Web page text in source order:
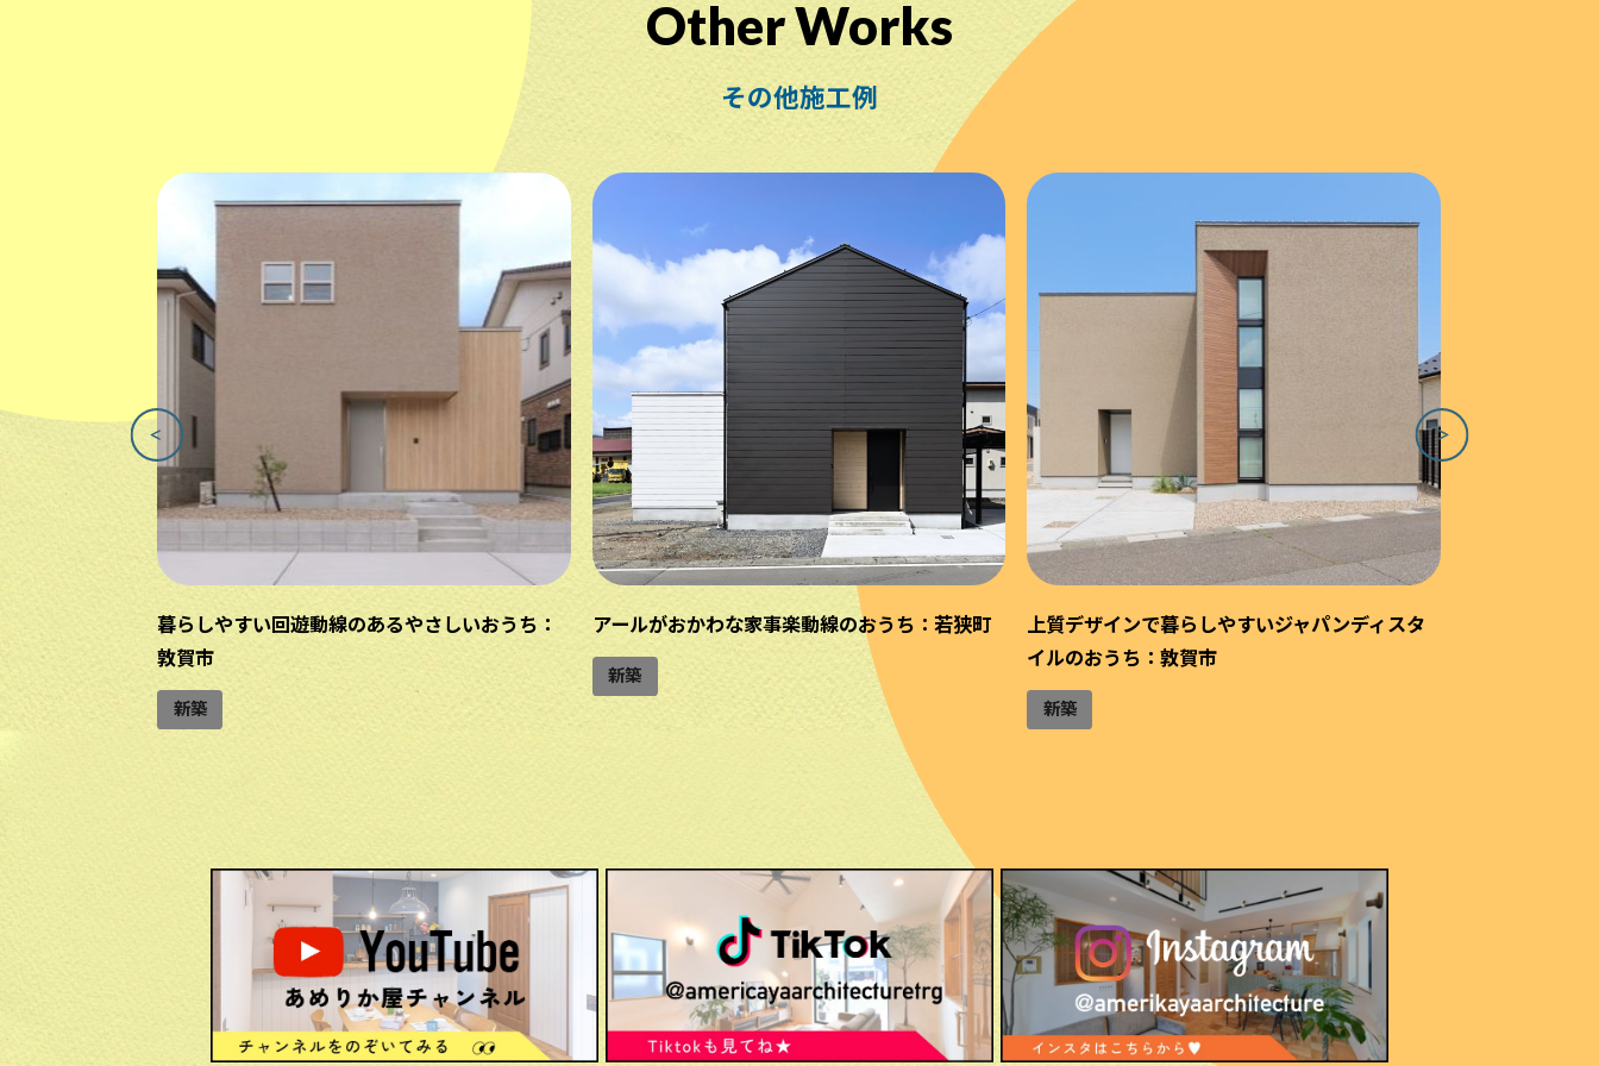
Other Works
その他施工例
暮らしやすい回遊動線のあるやさしいおうち：
敦賀市
新築
アールがおかわな家事楽動線のおうち：若狭町
新築
上質デザインで暮らしやすいジャパンディスタ
イルのおうち：敦賀市
新築